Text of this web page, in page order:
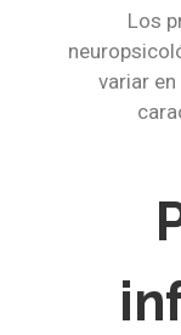
Los
variar